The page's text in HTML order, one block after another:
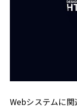
Webシステムに